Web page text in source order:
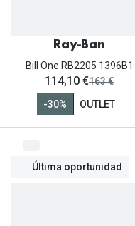
Ray-Ban
Bill One RB2205 1396B1
ahora:
114,10 €antes:
163 €
-30%
OUTLET
Última oportunidad